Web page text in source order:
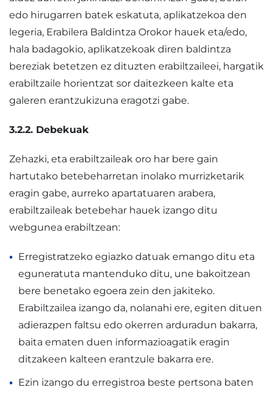
edo hirugarren batek eskatuta, aplikatzekoa den
legeria, Erabilera Baldintza Orokor hauek eta/edo,
hala badagokio, aplikatzekoak diren baldintza
bereziak betetzen ez dituzten erabiltzaileei, hargatik
erabiltzaile horientzat sor daitezkeen kalte eta
galeren erantzukizuna eragotzi gabe.
3.2.2. Debekuak
Zehazki, eta erabiltzaileak oro har bere gain
hartutako betebeharretan inolako murrizketarik
eragin gabe, aurreko apartatuaren arabera,
erabiltzaileak betebehar hauek izango ditu
webgunea erabiltzean:
Erregistratzeko egiazko datuak emango ditu eta
eguneratuta mantenduko ditu, une bakoitzean
bere benetako egoera zein den jakiteko.
Erabiltzailea izango da, nolanahi ere, egiten dituen
adierazpen faltsu edo okerren arduradun bakarra,
baita ematen duen informazioagatik eragin
ditzakeen kalteen erantzule bakarra ere.
Ezin izango du erregistroa beste pertsona baten